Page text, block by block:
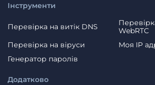
Додатково
Інструменти
Перевірка на витік DNS
WebRTC
Перевірка на віруси
Моя IP
Генератор паролів